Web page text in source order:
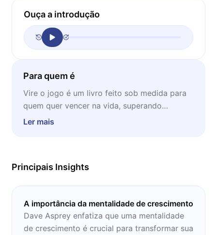
Ouça a introdução
Para quem é
Vire o jogo é um livro feito sob medida para
quem quer vencer na vida, superando
obstáculos e deixando para trás qualquer
todos os campos da vida. Assim, é possível
não, sobre como fizeram para chegar ao
sucesso.
Ler mais
Principais Insights
A importância da mentalidade de crescimento
Dave Asprey enfatiza que uma mentalidade
de crescimento é crucial para transformar sua